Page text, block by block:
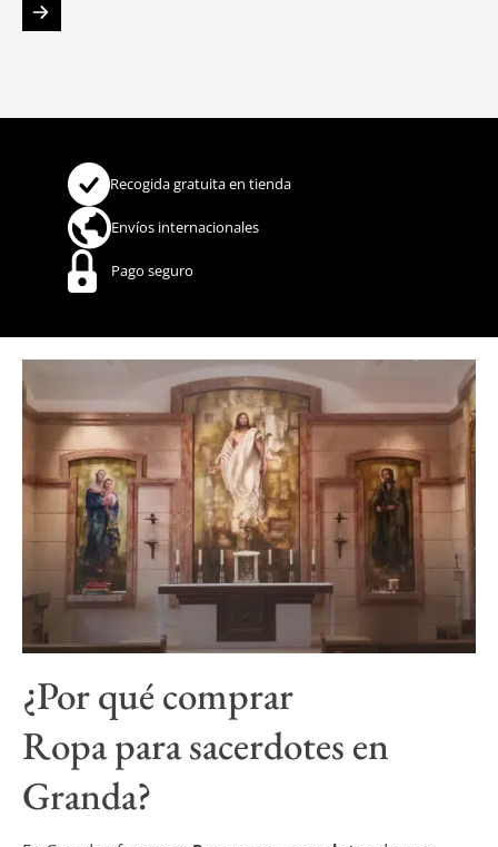
Recogida gratuita en tienda
Envíos internacionales
Pago seguro
¿Por qué comprar
Ropa para sacerdotes en
Granda?